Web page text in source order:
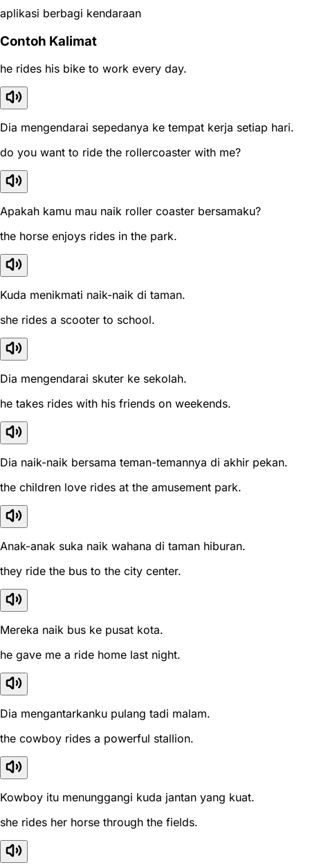
aplikasi berbagi kendaraan
Contoh Kalimat
he rides his bike to work every day.
Dia mengendarai sepedanya ke tempat kerja setiap hari.
do you want to ride the rollercoaster with me?
Apakah kamu mau naik roller coaster bersamaku?
the horse enjoys rides in the park.
Kuda menikmati naik-naik di taman.
she rides a scooter to school.
Dia mengendarai skuter ke sekolah.
he takes rides with his friends on weekends.
Dia naik-naik bersama teman-temannya di akhir pekan.
the children love rides at the amusement park.
Anak-anak suka naik wahana di taman hiburan.
they ride the bus to the city center.
Mereka naik bus ke pusat kota.
he gave me a ride home last night.
Dia mengantarkanku pulang tadi malam.
the cowboy rides a powerful stallion.
Kowboy itu menunggangi kuda jantan yang kuat.
she rides her horse through the fields.